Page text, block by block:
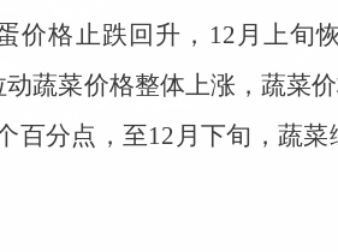
格止跌回升，12月上旬
蔬菜价格整体上涨，蔬菜
分点，至12月下旬，蔬菜